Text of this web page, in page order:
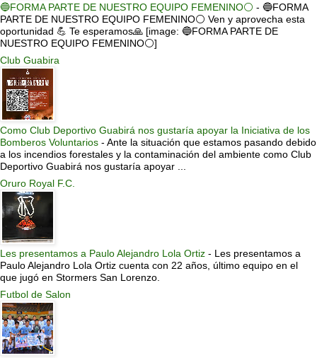
🔵FORMA PARTE DE NUESTRO EQUIPO FEMENINO⚪ - 🔵FORMA
PARTE DE NUESTRO EQUIPO FEMENINO⚪ Ven y aprovecha esta
oportunidad 💪 Te esperamos🙏 [image: 🔵FORMA PARTE DE
NUESTRO EQUIPO FEMENINO⚪]
Club Guabira
Como Club Deportivo Guabirá nos gustaría apoyar la Iniciativa de los
Bomberos Voluntarios - Ante la situación que estamos pasando debido
a los incendios forestales y la contaminación del ambiente como Club
Deportivo Guabirá nos gustaría apoyar ...
Oruro Royal F.C.
Les presentamos a Paulo Alejandro Lola Ortiz - Les presentamos a
Paulo Alejandro Lola Ortiz cuenta con 22 años, último equipo en el
que jugó en Stormers San Lorenzo.
Futbol de Salon